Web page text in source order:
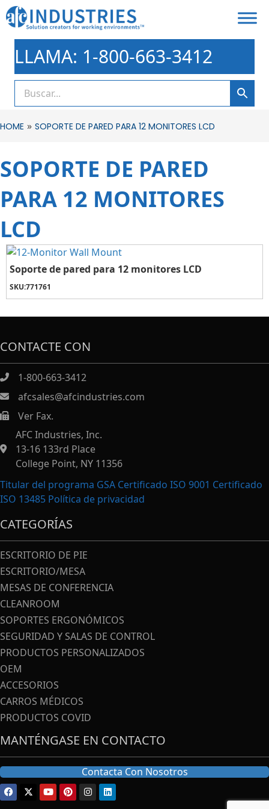
LLAMA: 1-800-663-3412
HOME » SOPORTE DE PARED PARA 12 MONITORES LCD
SOPORTE DE PARED
PARA 12 MONITORES
LCD
Soporte de pared para 12 monitores LCD
SKU:771761
CONTACTE CON
1-800-663-3412
afcsales@afcindustries.com
https://afcindustries.com/contact/#:~:text=Fax
Ver Fax.
AFC Industries, Inc.
13-16 133rd Place
College Point, NY 11356
Titular del programa GSA Certificado ISO 9001 Certificado
ISO 13485 Política de privacidad
CATEGORÍAS
ESCRITORIO DE PIE
ESCRITORIO/MESA
MESAS DE CONFERENCIA
CLEANROOM
SOPORTES ERGONÓMICOS
SEGURIDAD Y SALAS DE CONTROL
PRODUCTOS PERSONALIZADOS
OEM
ACCESORIOS
CARROS MÉDICOS
PRODUCTOS COVID
MANTÉNGASE EN CONTACTO
Contacta Con Nosotros